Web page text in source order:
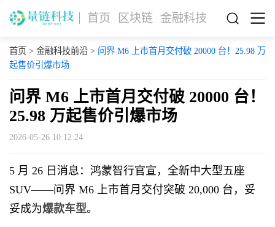
首页 区块链 金融科技
首页 > 金融科技前沿> 问界 M6 上市首月交付破 20000 台！25.98 万
起售价引爆市场
问界 M6 上市首月交付破 20000 台！
25.98 万起售价引爆市场
2026-05-26 10:12:24
5 月 26 日消息：鸿蒙智行官宣，全新中大型五座
SUV——问界 M6 上市首月交付突破 20,000 台，妥
妥成为爆款车型。